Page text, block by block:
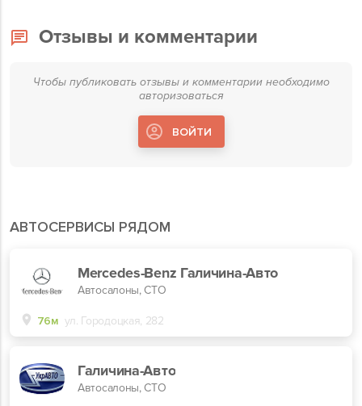
АВТОСЕРВИСЫ РЯДОМ
Mercedes-Benz Галичина-Авто
Автосалоны, СТО
76м ул. Городоцкая, 282
Галичина-Авто
Автосалоны, СТО
Отзывы и комментарии
Чтобы публиковать отзывы и комментарии необходимо
авторизоваться
ВОЙТИ